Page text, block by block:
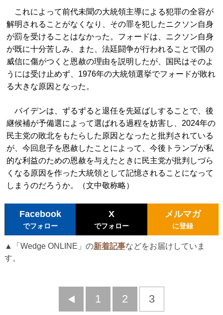
これによって前代未聞の大統領主導による犯罪の全容が
解明されることがなくなり、その罪を犯したニクソン自身
が罰を受けることはなかった。フォードは、ニクソン自身
が既に十分苦しみ、また、法廷闘争が行われることで国の
威信に傷がつくと恩赦の理由を説明したが、国民はそのよ
うには受け止めず、1976年の大統領選挙でフォードが敗れ
る大きな原因となった。
バイデンは、ずるずると退任を先延ばしすることで、後
継候補が予備選によって選ばれる過程を妨害し、2024年の
民主党の敗北をもたらした原因となったと批判されている
が、今回息子を恩赦したことによって、今後トランプが私
的な利益のための恩赦を与えたときに民主党が批判しづら
くなる原因を作った大統領として記憶されることになって
しまうのだろうか。（文中敬称略）
Facebook
でフォロー
X
でフォロー
メルマガ
に登録
▲「Wedge ONLINE」の新着記事などをお届けしていま
す。
前
1 2 3